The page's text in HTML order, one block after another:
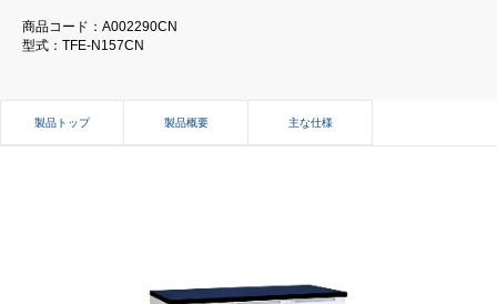
商品コード：A002290CN
型式：TFE-N157CN
製品トップ 製品概要 主な仕様